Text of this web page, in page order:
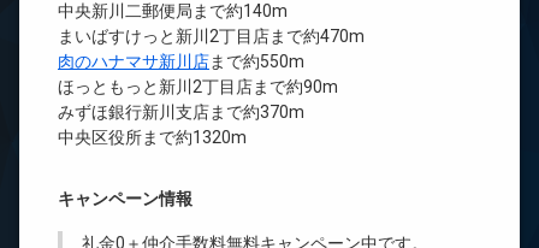
中央新川二郵便局まで約140m
まいばすけっと新川2丁目店まで約470m
肉のハナマサ新川店まで約550m
ほっともっと新川2丁目店まで約90m
みずほ銀行新川支店まで約370m
中央区役所まで約1320m
キャンペーン情報
礼金0 ＋仲介手数料無料キャンペーン中です。